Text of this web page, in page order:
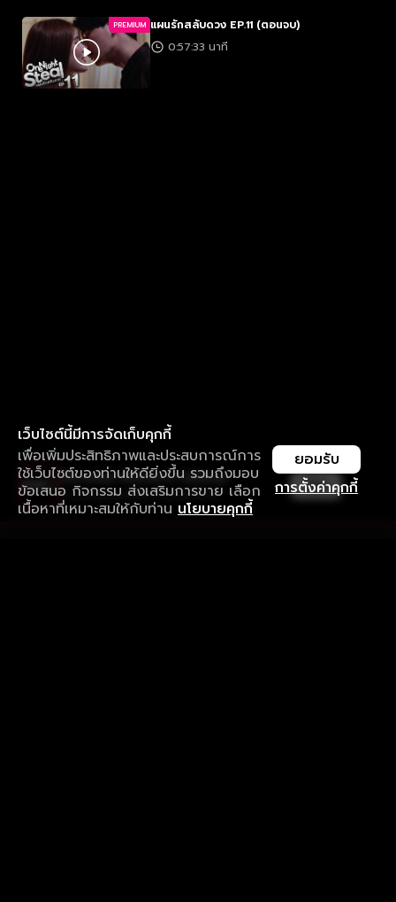
PREMIUM แผนรักสลับดวง EP.11 (ตอนจบ)
0:57:33 นาที
เว็บไซต์นี้มีการจัดเก็บคุกกี้
เพื่อเพิ่มประสิทธิภาพและประสบการณ์การ
ใช้เว็บไซต์ของท่านให้ดียิ่งขึ้น รวมถึงมอบ
ข้อเสนอ กิจกรรม ส่งเสริมการขาย เลือก
เนื้อหาที่เหมาะสมให้กับท่าน นโยบายคุกกี้
การตั้งค่าคุกกี้
ยอมรับ
ใช้งานแอป ลื่นไหลกว่า ไม่มีสะดุด
ดาวน์โหลดแอปเพื่อการรับชมที่ดีกว่า เปิด